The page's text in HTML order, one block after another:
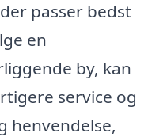
passer bedst
en
by, kan
service og
henvendelse,